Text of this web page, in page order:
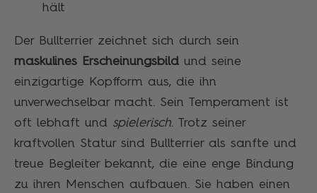
hält
Der Bullterrier zeichnet sich durch sein
maskulines Erscheinungsbild und seine
einzigartige Kopfform aus, die ihn
unverwechselbar macht. Sein Temperament ist
oft lebhaft und spielerisch. Trotz seiner
kraftvollen Statur sind Bullterrier als sanfte und
treue Begleiter bekannt, die eine enge Bindung
zu ihren Menschen aufbauen. Sie haben einen